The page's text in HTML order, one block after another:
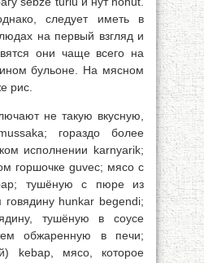
следует иметь в
на первый взгляд и
они чаще всего на
бульоне. На мясном
рис.
не такую вкусную,
гораздо более
исполнении karnyarik;
горшочке guvec; мясо с
тушёную с пюре из
hunkar begendi;
тушёную в соусе
обжаренную в печи;
kebap, мясо, которое